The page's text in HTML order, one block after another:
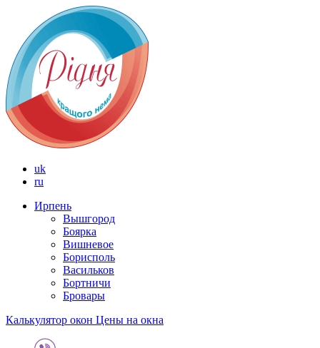
uk
ru
Ирпень
Вышгород
Боярка
Вишневое
Борисполь
Васильков
Бортничи
Бровары
Калькулятор окон Цены на окна